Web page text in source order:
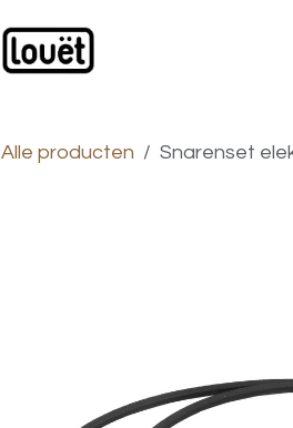
Alle producten Snarenset